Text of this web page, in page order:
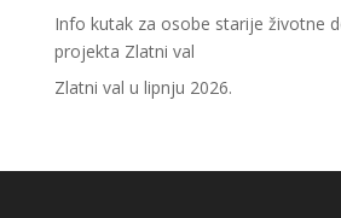
Info kutak za osobe starije životne
projekta Zlatni val
Zlatni val u lipnju 2026.